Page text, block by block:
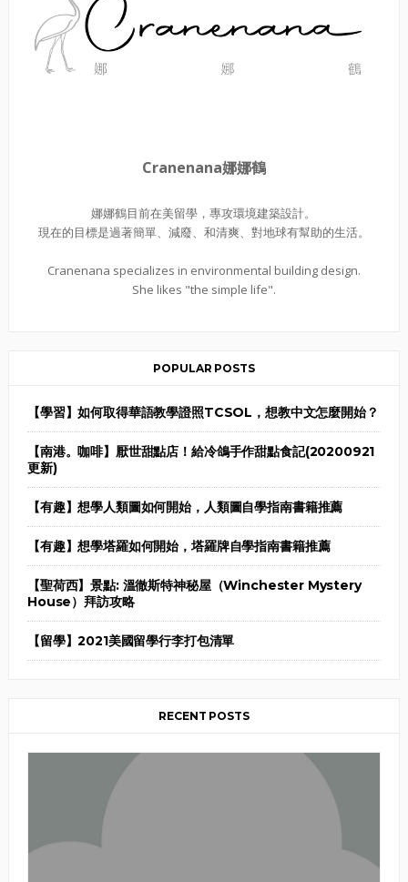
Cranenana娜娜鶴
娜娜鶴目前在美留學，專攻環境建築設計。
現在的目標是過著簡單、減廢、和清爽、對地球有幫助的生活。
Cranenana specializes in environmental building design.
She likes "the simple life".
POPULAR POSTS
【學習】如何取得華語教學證照TCSOL，想教中文怎麼開始？
【南港。咖啡】厭世甜點店！給冷鴿手作甜點食記(20200921
更新)
【有趣】想學人類圖如何開始，人類圖自學指南書籍推薦
【有趣】想學塔羅如何開始，塔羅牌自學指南書籍推薦
【聖荷西】景點: 溫徹斯特神秘屋（Winchester Mystery
House）拜訪攻略
【留學】2021美國留學行李打包清單
RECENT POSTS